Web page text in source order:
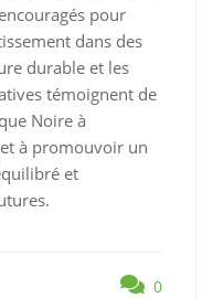
pour
dans des
durable et les
témoignent de
Noire à
à promouvoir un
et
0